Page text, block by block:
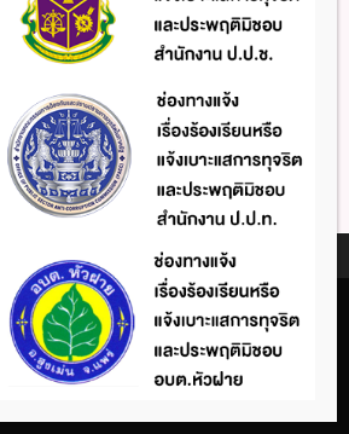
give you the best experience on our
which cookies we are using or
.
แห่งนี้ถือว่าท่านรับทราบใน นโยบายคุ้มครอง
policy) และ นโยบายคุกกี้ (Cookie policy)
หน่วยงานได้จัดทำขึ้นแล้ว